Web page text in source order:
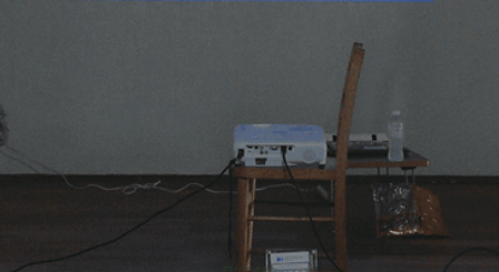
​プライバシーポリシー